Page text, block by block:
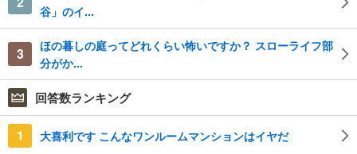
谷」のイ...
3
ほの暮しの庭ってどれくらい怖いですか？ スローライフ部
分がか...
回答数ランキング
1 大喜利です こんなワンルームマンションはイヤだ